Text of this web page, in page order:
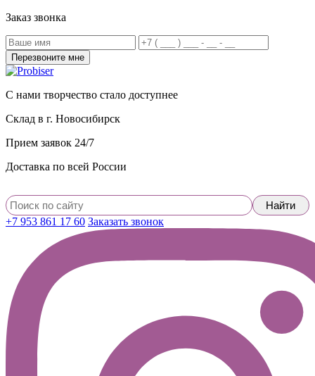
Заказ звонка
С нами творчество стало доступнее
Склад в г. Новосибирск
Прием заявок 24/7
Доставка по всей России
+7 953 861 17 60 Заказать звонок